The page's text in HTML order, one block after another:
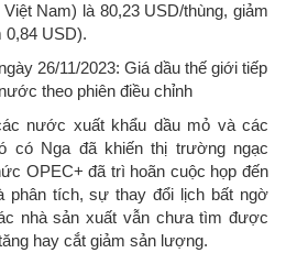
Nam) là 80,23 USD/thùng, giảm
USD).
nước xuất khẩu dầu mỏ và các
có Nga đã khiến thị trường ngạc
OPEC+ đã trì hoãn cuộc họp đến
phân tích, sự thay đổi lịch bất ngờ
nhà sản xuất vẫn chưa tìm được
hay cắt giảm sản lượng.